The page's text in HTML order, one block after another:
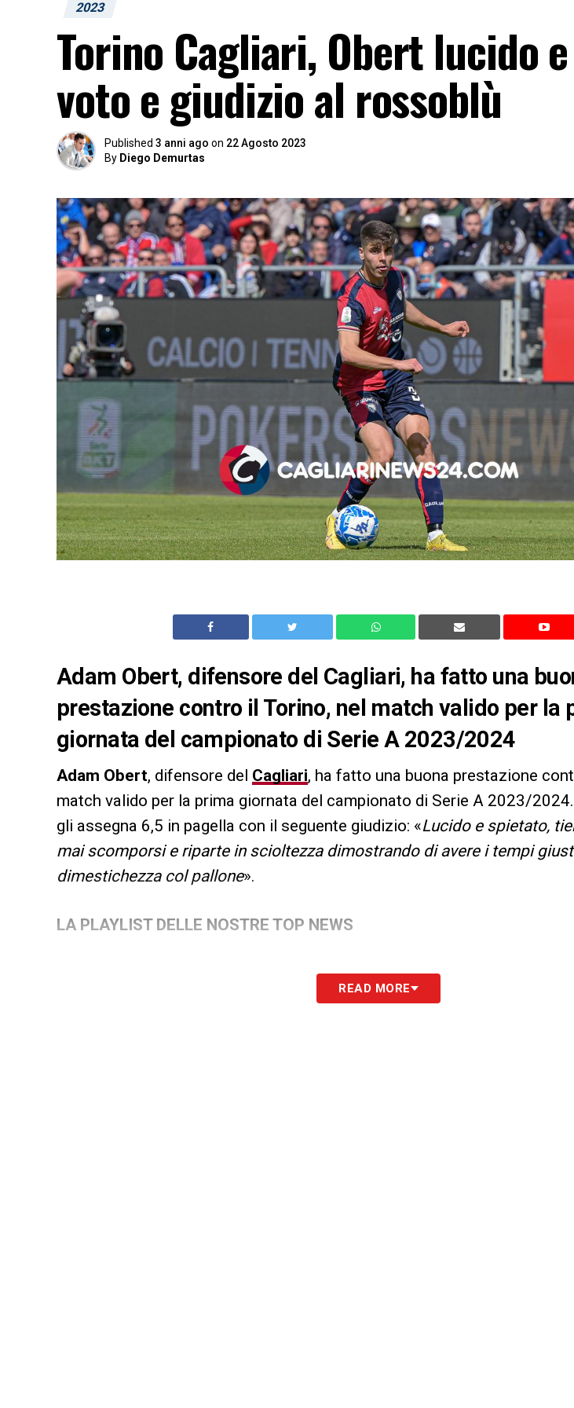
2023
Torino Cagliari, Obert lucido
voto e giudizio al rossoblù
Published 3 anni ago on 22 Agosto 2023
By Diego Demurtas
Adam Obert, difensore del Cagliari, ha fatto una
prestazione contro il Torino, nel match valido per la
giornata del campionato di Serie A 2023/2024
Adam Obert, difensore del Cagliari, ha fatto una buona prestazione
match valido per la prima giornata del campionato di Serie A 2023/2024.
gli assegna 6,5 in pagella con il seguente giudizio: «Lucido e spietato,
mai scomporsi e riparte in scioltezza dimostrando di avere i tempi
dimestichezza col pallone».
LA PLAYLIST DELLE NOSTRE TOP NEWS
READ MORE